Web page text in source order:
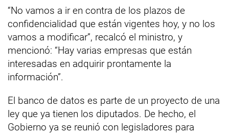
“No vamos a ir en contra de los plazos de
confidencialidad que están vigentes hoy, y no los
vamos a modificar”, recalcó el ministro, y
mencionó: “Hay varias empresas que están
interesadas en adquirir prontamente la
información”.
El banco de datos es parte de un proyecto de una
ley que ya tienen los diputados. De hecho, el
Gobierno ya se reunió con legisladores para